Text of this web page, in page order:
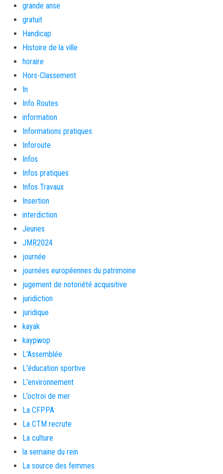
grande anse
gratuit
Handicap
Histoire de la ville
horaire
Hors-Classement
In
Info Routes
information
Informations pratiques
Inforoute
Infos
Infos pratiques
Infos Travaux
Insertion
interdiction
Jeunes
JMR2024
journée
journées européennes du patrimoine
jugement de notoriété acquisitive
juridiction
juridique
kayak
kaypwop
L'Assemblée
L'éducation sportive
L'environnement
L’octroi de mer
La CFPPA
La CTM recrute
La culture
la semaine du rein
La source des femmes